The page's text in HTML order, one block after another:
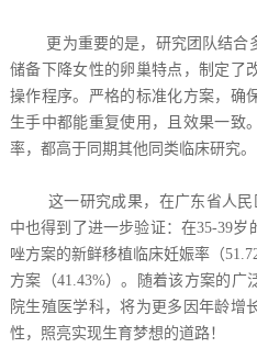
更为重要的是，研究团队结合
储备下降女性的卵巢特点，制定了
操作程序。严格的标准化方案，确
生手中都能重复使用，且效果一致
率，都高于同期其他同类临床研究。
这一研究成果，在广东省人民
中也得到了进一步验证：在35-39
唑方案的新鲜移植临床妊娠率（
方案（41.43%）。随着该方案的
院生殖医学科，将为更多因年龄增
性，照亮实现生育梦想的道路！